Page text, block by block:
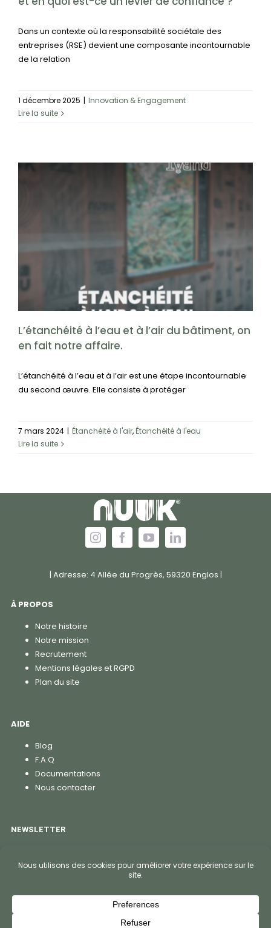
Dans un contexte où la responsabilité sociétale des
entreprises (RSE) devient une composante incontournable
de la relation
1 décembre 2025
Innovation & Engagement
Lire la suite
L’étanchéité à l’eau et à l’air du bâtiment, on en
fait notre affaire.
Étanchéité à l'air Étanchéité à l'eau
L’étanchéité à l’eau et à l’air du bâtiment, on
en fait notre affaire.
L’étanchéité à l’eau et à l’air est une étape incontournable
du second œuvre. Elle consiste à protéger
7 mars 2024 | Étanchéité à l'air,Étanchéité à l'eau
Lire la suite
| Adresse: 4 Allée du Progrès, 59320 Englos |
À PROPOS
Notre histoire
Notre mission
Recrutement
Mentions légales et RGPD
Plan du site
AIDE
Blog
F.A.Q
Documentations
Nous contacter
NEWSLETTER
S'abonner